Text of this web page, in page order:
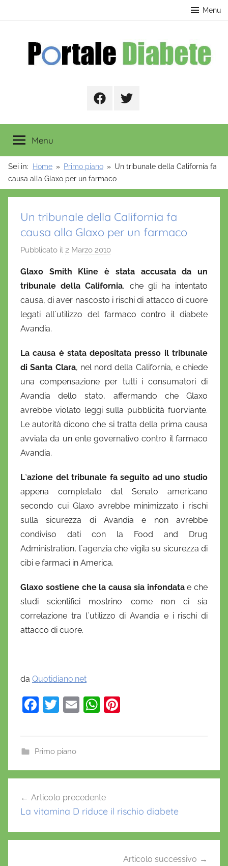
Menu
FacebookTwitter
Menu
Sei in: Home Primo piano
Un tribunale della California fa
causa alla Glaxo per un farmaco
Un tribunale della California fa
causa alla Glaxo per un farmaco
Pubblicato il 2 Marzo 2010
D
a
n
i
a
D
'
O
n
o
f
o
Glaxo Smith Kline è stata accusata da un
tribunale della California, che gli ha intentato
causa, di aver nascosto i rischi di attacco di cuore
legati all`utilizzo del farmaco contro il diabete
Avandia.
La causa è stata depositata presso il tribunale
di Santa Clara, nel nord della California, e chiede
una compensazione per tutti i consumatori di
Avandia dello stato, affermando che Glaxo
avrebbe violato leggi sulla pubblicità fuorviante.
Le autorità dicono che si tratta della prima causa
avviata da un ente governativo contro il farmaco
Avandia.
L`azione del tribunale fa seguito ad uno studio
appena completato dal Senato americano
secondo cui Glaxo avrebbe minimizzato i rischi
sulla sicurezza di Avandia e non avrebbe
condiviso dati con la Food and Drug
Administration, l`agenzia che vigila su sicurezza di
cibi e farmaci in America.
Glaxo sostiene che la causa sia infondatae che
studi scientifici mostrino come non ci sia
correlazione tra l`utilizzo di Avandia e i rischi di
attacco di cuore.
da Quotidiano.net
F
e
b
o
k
T
er
E
W
A
p
st
Primo piano
articoli
Articolo precedente
La vitamina D riduce il rischio diabete
Articolo successivo